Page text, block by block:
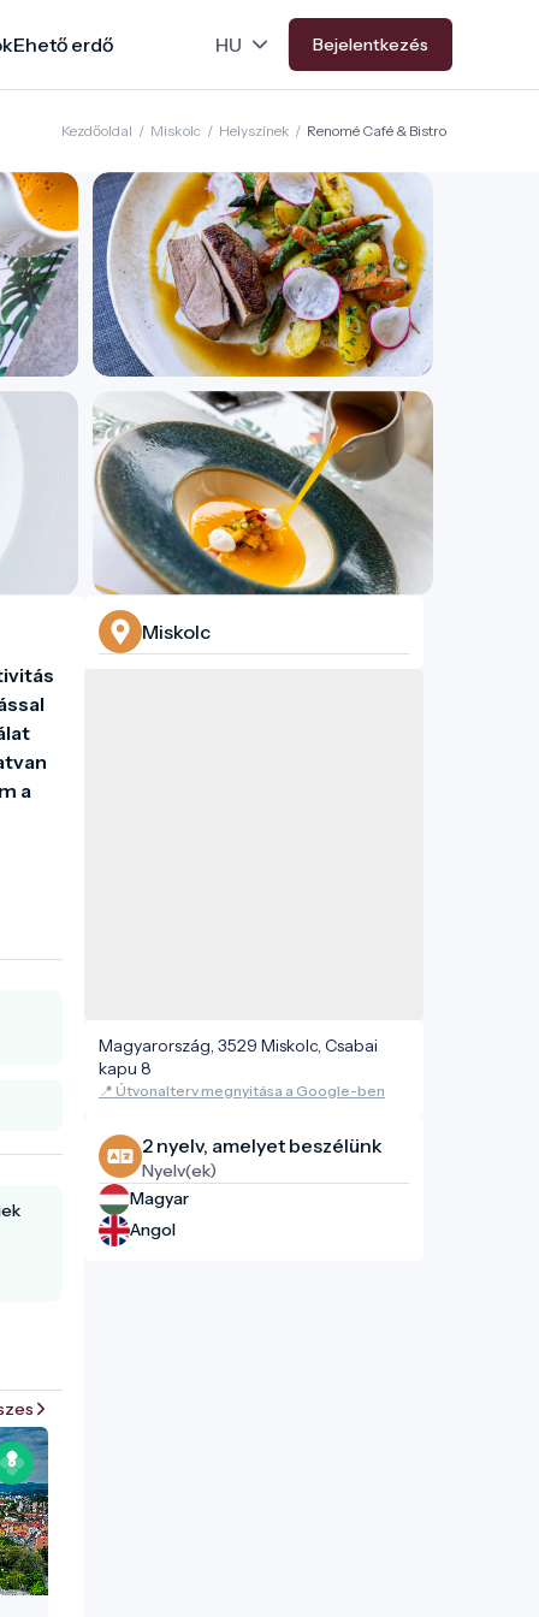
Ehető erdő Bejelentkezés
Kezdőoldal / Miskolc / Helyszínek / Renomé Café & Bistro
a
Miskolc
Magyarország, 3529 Miskolc, Csabai
kapu 8
📍 Útvonalterv megnyitása a Google-ben
2 nyelv, amelyet beszélünk
Nyelv(ek)
Magyar
Angol